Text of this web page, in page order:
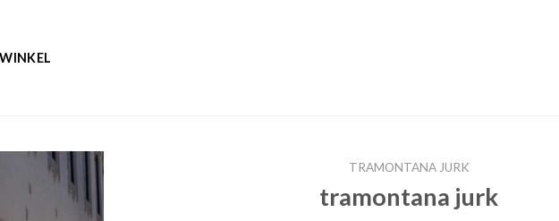
WINKEL
TRAMONTANA JURK
tramontana jurk